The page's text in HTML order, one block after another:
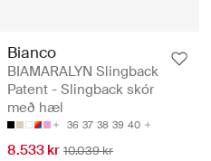
Bianco
BIAMARALYN Slingback
Patent - Slingback skór
með hæl
36 37 38 39 40
8.533 kr 10.039 kr